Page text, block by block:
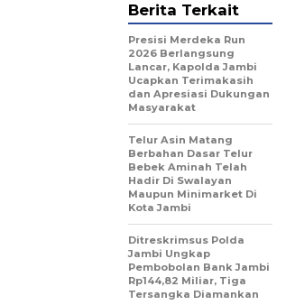
Berita Terkait
Presisi Merdeka Run
2026 Berlangsung
Lancar, Kapolda Jambi
Ucapkan Terimakasih
dan Apresiasi Dukungan
Masyarakat
Telur Asin Matang
Berbahan Dasar Telur
Bebek Aminah Telah
Hadir Di Swalayan
Maupun Minimarket Di
Kota Jambi
Ditreskrimsus Polda
Jambi Ungkap
Pembobolan Bank Jambi
Rp144,82 Miliar, Tiga
Tersangka Diamankan